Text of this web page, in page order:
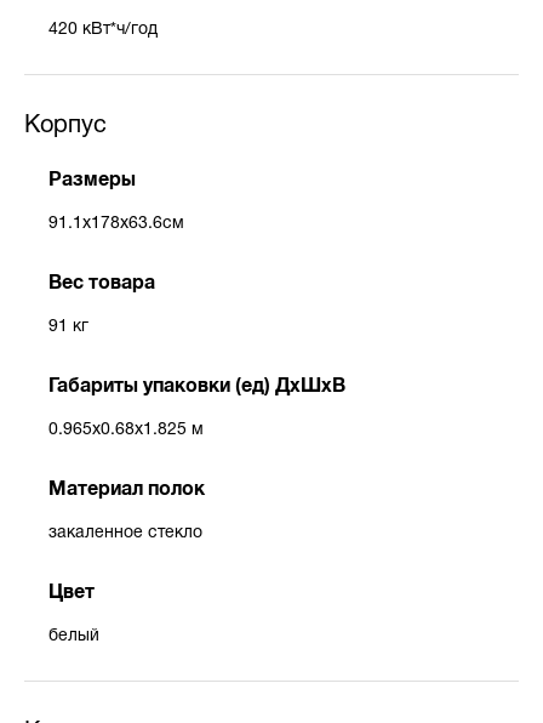
420 кВт*ч/год
Корпус
Размеры
91.1x178x63.6см
Вес товара
91 кг
Габариты упаковки (ед) ДхШхВ
0.965x0.68x1.825 м
Материал полок
закаленное стекло
Цвет
белый